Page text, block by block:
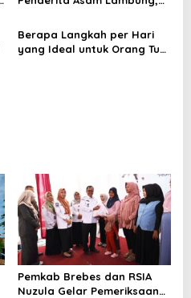
Berapa Langkah per Hari
yang Ideal untuk Orang Tua
Pemkab Brebes dan RSIA
Nuzula Gelar Pemeriksaan